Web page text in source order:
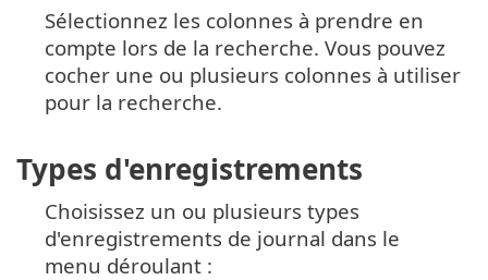
Sélectionnez les colonnes à prendre en
compte lors de la recherche. Vous pouvez
cocher une ou plusieurs colonnes à utiliser
pour la recherche.
Types d'enregistrements
Choisissez un ou plusieurs types
d'enregistrements de journal dans le
menu déroulant :